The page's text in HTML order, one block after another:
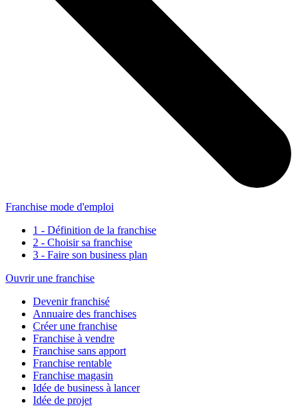
Franchise mode d'emploi
1 - Définition de la franchise
2 - Choisir sa franchise
3 - Faire son business plan
Ouvrir une franchise
Devenir franchisé
Annuaire des franchises
Créer une franchise
Franchise à vendre
Franchise sans apport
Franchise rentable
Franchise magasin
Idée de business à lancer
Idée de projet